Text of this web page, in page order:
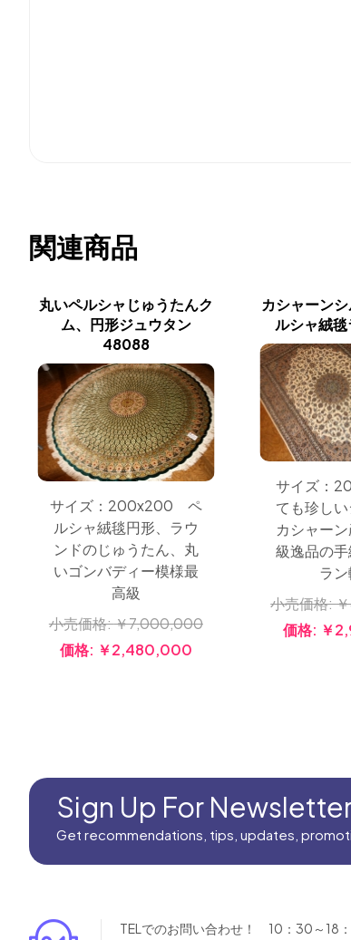
関連商品
丸いペルシャじゅうたんク
ム、円形ジュウタン
48088
サイズ：200x200 ペ
ルシャ絨毯円形、ラウ
ンドのじゅうたん、丸
いゴンバディー模様最
高級
小売価格:￥7,000,000
価格: ￥2,480,000
カシャーン
ルシャ絨
サイズ：
ても珍し
カシャー
級逸品の
ラン
小売価格:
価格: ￥
Sign Up For
Get recommendations, tips, updates,
TELでのお問い合わせ！ 10：30～18